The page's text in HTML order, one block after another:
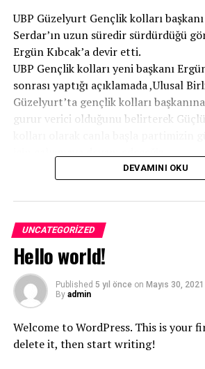
UBP Güzelyurt Gençlik kolları
Serdar’ın uzun süredir sürdürdüğü
Ergün Kıbcak’a devir etti.
UBP Gençlik kolları yeni başkanı
sonrası yaptığı açıklamada ,Ulusal
Güzelyurt’ta gençlik kolları
gurur verici olduğunu belirterek
21 Eylül’de yapılacak kurultay
doğru yürüyeceğiz.diyerek
DEVAMINI OKU
UNCATEGORIZED
Hello world!
Published 5 yıl önce on Mayıs 30, 2021
By admin
Welcome to WordPress. This is your
delete it, then start writing!